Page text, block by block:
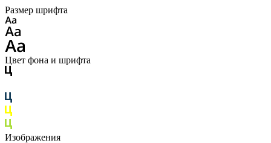
Размер шрифта
Цвет фона и шрифта
Изображения